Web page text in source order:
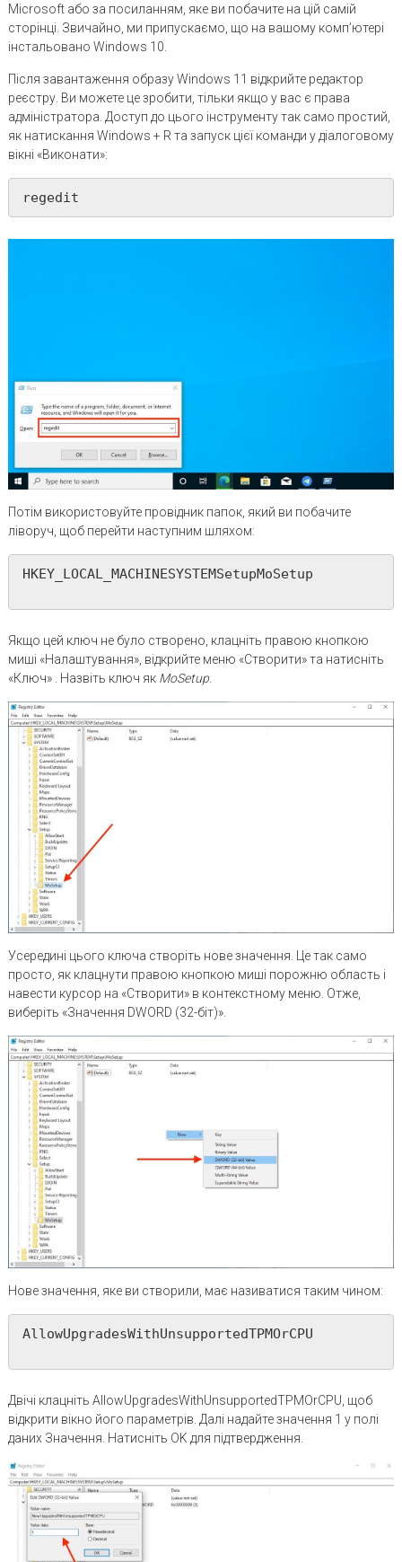
Microsoft або за посиланням, яке ви побачите на цій самій
сторінці. Звичайно, ми припускаємо, що на вашому комп’ютері
інстальовано Windows 10.
Після завантаження образу Windows 11 відкрийте редактор
реєстру. Ви можете це зробити, тільки якщо у вас є права
адміністратора. Доступ до цього інструменту так само простий,
як натискання Windows + R та запуск цієї команди у діалоговому
вікні «Виконати»:
regedit
Потім використовуйте провідник папок, який ви побачите
ліворуч, щоб перейти наступним шляхом:
HKEY_LOCAL_MACHINESYSTEMSetupMoSetup
Якщо цей ключ не було створено, клацніть правою кнопкою
миші «Налаштування», відкрийте меню «Створити» та натисніть
«Ключ» . Назвіть ключ як MoSetup.
Усередині цього ключа створіть нове значення. Це так само
просто, як клацнути правою кнопкою миші порожню область і
навести курсор на «Створити» в контекстному меню. Отже,
виберіть «Значення DWORD (32-біт)».
Нове значення, яке ви створили, має називатися таким чином:
AllowUpgradesWithUnsupportedTPMOrCPU
Двічі клацніть AllowUpgradesWithUnsupportedTPMOrCPU, щоб
відкрити вікно його параметрів. Далі надайте значення 1 у полі
даних Значення. Натисніть OK для підтвердження.